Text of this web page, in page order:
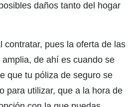
daños tanto del hogar
contratar, pues la oferta de las
de ahí es cuando se
que tu póliza de seguro se
para utilizar, que a la hora de